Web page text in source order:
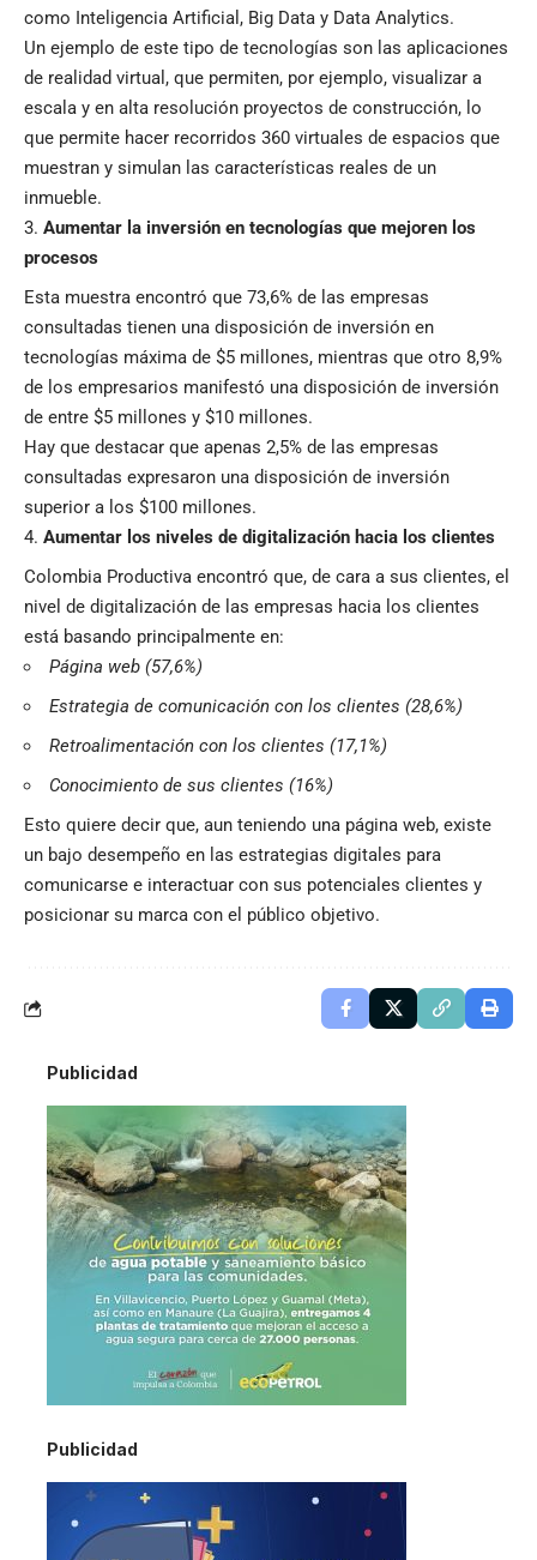
como Inteligencia Artificial, Big Data y Data Analytics.
Un ejemplo de este tipo de tecnologías son las aplicaciones
de realidad virtual, que permiten, por ejemplo, visualizar a
escala y en alta resolución proyectos de construcción, lo
que permite hacer recorridos 360 virtuales de espacios que
muestran y simulan las características reales de un
inmueble.
Aumentar la inversión en tecnologías que mejoren los
procesos
Esta muestra encontró que 73,6% de las empresas
consultadas tienen una disposición de inversión en
tecnologías máxima de $5 millones, mientras que otro 8,9%
de los empresarios manifestó una disposición de inversión
de entre $5 millones y $10 millones.
Hay que destacar que apenas 2,5% de las empresas
consultadas expresaron una disposición de inversión
superior a los $100 millones.
Aumentar los niveles de digitalización hacia los clientes
Colombia Productiva encontró que, de cara a sus clientes, el
nivel de digitalización de las empresas hacia los clientes
está basando principalmente en:
Página web (57,6%)
Estrategia de comunicación con los clientes (28,6%)
Retroalimentación con los clientes (17,1%)
Conocimiento de sus clientes (16%)
Esto quiere decir que, aun teniendo una página web, existe
un bajo desempeño en las estrategias digitales para
comunicarse e interactuar con sus potenciales clientes y
posicionar su marca con el público objetivo.
Publicidad
Publicidad